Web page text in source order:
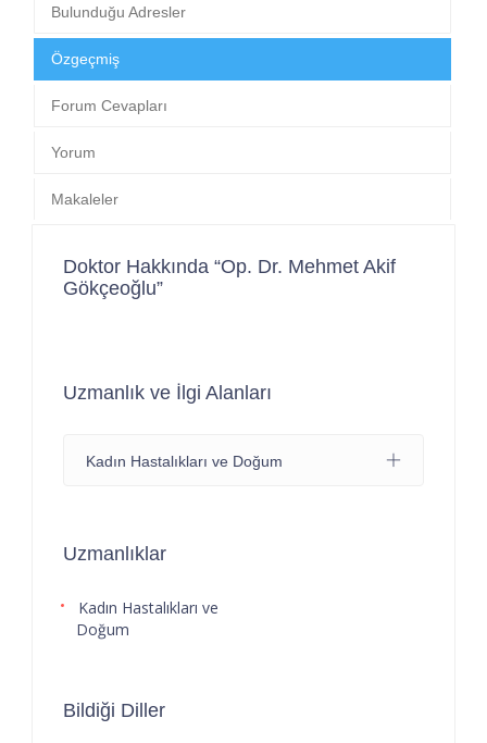
Bulunduğu Adresler
Özgeçmiş
Forum Cevapları
Yorum
Makaleler
Doktor Hakkında “Op. Dr. Mehmet Akif
Gökçeoğlu”
Uzmanlık ve İlgi Alanları
Kadın Hastalıkları ve Doğum
Uzmanlıklar
Kadın Hastalıkları ve
Doğum
Bildiği Diller